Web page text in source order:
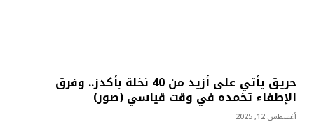
حريق يأتي على أزيد من 40 نخلة بأكدز.. وفرق
الإطفاء تخمده في وقت قياسي (صور)
أغسطس 12, 2025